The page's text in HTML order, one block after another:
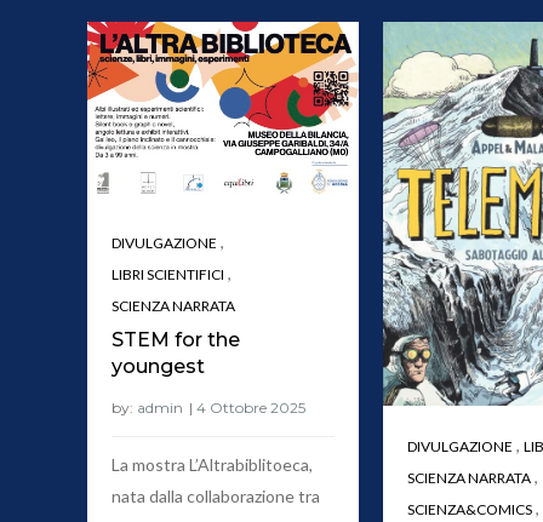
DIVULGAZIONE ,
LIBRI SCIENTIFICI ,
SCIENZA NARRATA
STEM for the
youngest
by: admin
La mostra L’Altrabiblitoeca,
nata dalla collaborazione tra
DIVULGAZIONE ,
SCIENZA NARRATA ,
SCIENZA&COMICS ,